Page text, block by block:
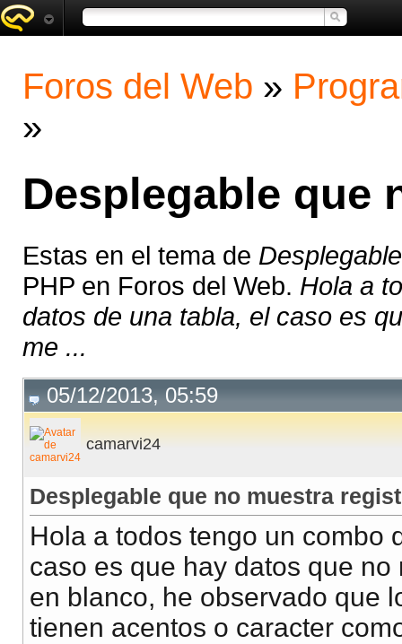
Foros del Web »
»
Desplegable que
Estas en el tema de
PHP en Foros del Web. Hola a
datos de una tabla, el caso es
me ...
05/12/2013, 05:59
camarvi24
Desplegable que no muestra
Hola a todos tengo un combo
caso es que hay datos que
en blanco, he observado que
tienen acentos o caracter